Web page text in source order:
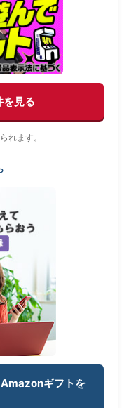
を見る
れます。
ギフトを